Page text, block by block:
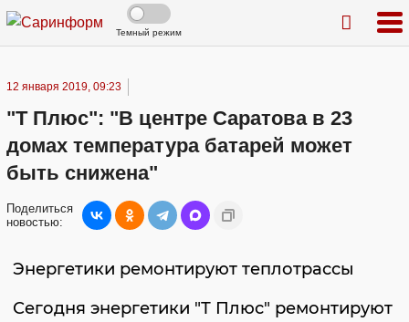
Темный режим
12 января 2019, 09:23
"Т Плюс": "В центре Саратова в 23
домах температура батарей может
быть снижена"
Поделиться
новостью:
Энергетики ремонтируют теплотрассы
Сегодня энергетики "Т Плюс" ремонтируют